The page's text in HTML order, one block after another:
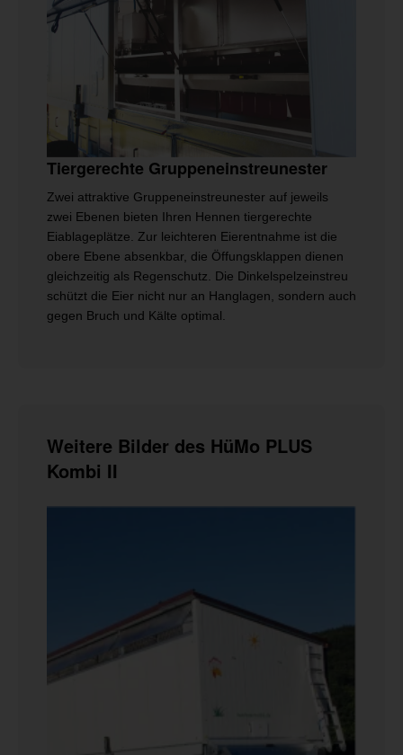
Tiergerechte Gruppeneinstreunester
Zwei attraktive Gruppeneinstreunester auf jeweils
zwei Ebenen bieten Ihren Hennen tiergerechte
Eiablageplätze. Zur leichteren Eierentnahme ist die
obere Ebene absenkbar, die Öffungsklappen dienen
gleichzeitig als Regenschutz. Die Dinkelspelzeinstreu
schützt die Eier nicht nur an Hanglagen, sondern auch
gegen Bruch und Kälte optimal.
Weitere Bilder des HüMo PLUS
Kombi II